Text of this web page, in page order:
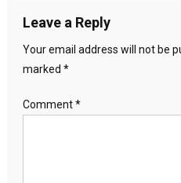
Leave a Reply
Your email address will not be
marked *
Comment*